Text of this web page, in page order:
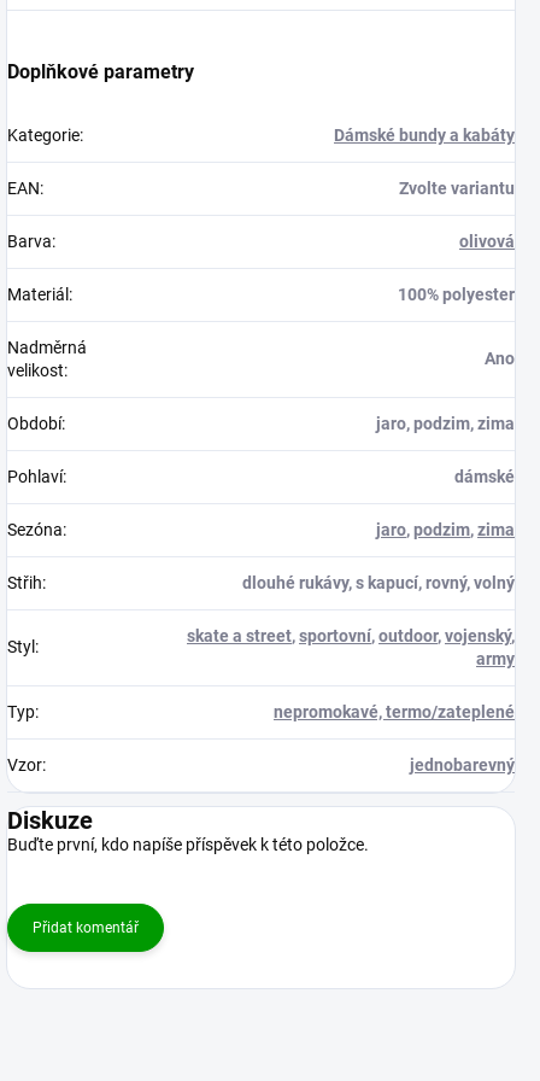
Doplňkové parametry
Kategorie: Dámské bundy a kabáty
EAN: Zvolte variantu
Barva: olivová
Materiál : 100% polyester
Nadměrná
velikost:
Ano
Období: jaro, podzim, zima
Pohlaví: dámské
Sezóna: jaro,podzim,zima
Střih: dlouhé rukávy, s kapucí, rovný, volný
Styl :
skate a street,sportovní,outdoor,vojenský,
army
Typ: nepromokavé, termo/zateplené
Vzor: jednobarevný
Diskuze
Buďte první, kdo napíše příspěvek k této položce.
Přidat komentář